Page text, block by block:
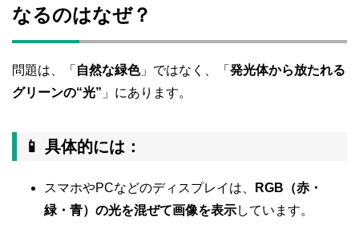
なるのはなぜ？
問題は、「 自然な緑色」ではなく、「 発光体から放たれる
グリーンの“光” 」にあります。
📱 具体的には：
スマホやPCなどのディスプレイは、
RGB（赤・
緑・青）の光を混ぜて画像を表示しています。